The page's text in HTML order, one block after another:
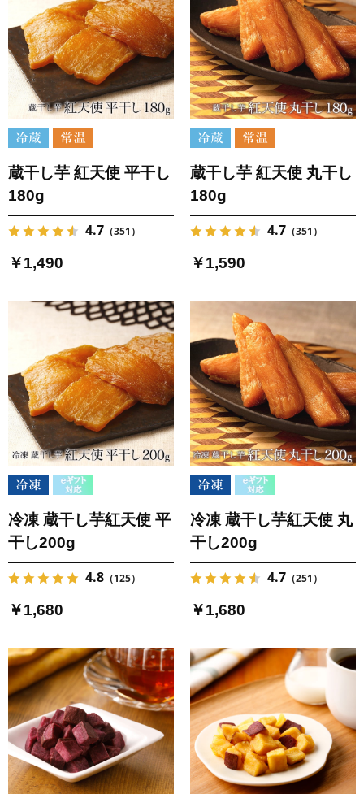
蔵干し芋 紅天使 平干し
180g
4.7 （351）
￥1,490
蔵干し芋 紅天使 丸干し
180g
4.7 （351）
￥1,590
冷凍 蔵干し芋紅天使 平
干し200g
4.8 （125）
￥1,680
冷凍 蔵干し芋紅天使 丸
干し200g
4.7 （251）
￥1,680